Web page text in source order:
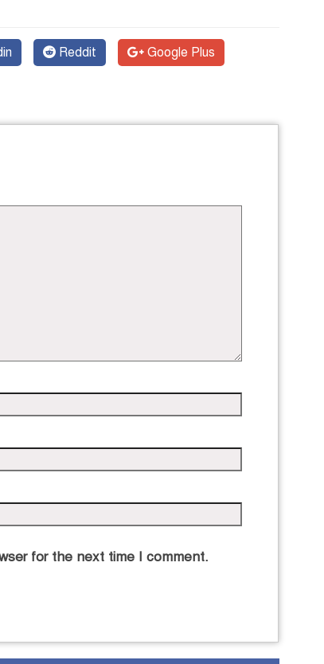
Reddit Google Plus
for the next time I comment.